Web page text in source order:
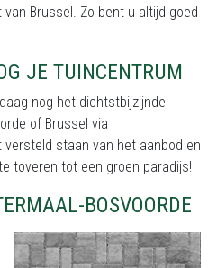
Brussel. Zo bent u altijd goed
JE TUINCENTRUM
nog het dichtstbijzijnde
of Brussel via
staan van het aanbod en
toveren tot een groen paradijs!
BOSVOORDE